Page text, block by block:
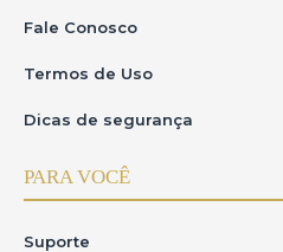
Fale Conosco
Termos de Uso
Dicas de segurança
PARA VOCÊ
Suporte